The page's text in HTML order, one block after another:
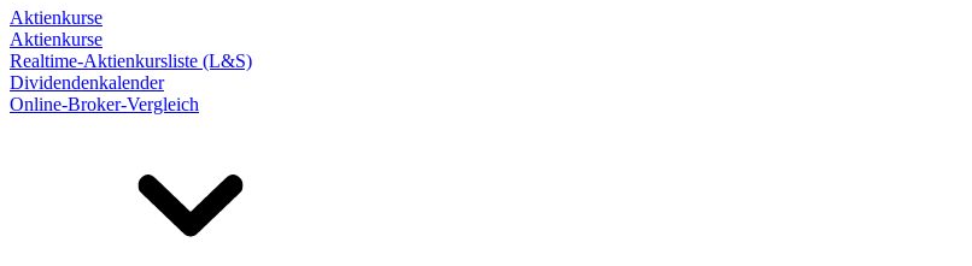
Aktienkurse
Aktienkurse
Realtime-Aktienkursliste (L&S)
Dividendenkalender
Online-Broker-Vergleich